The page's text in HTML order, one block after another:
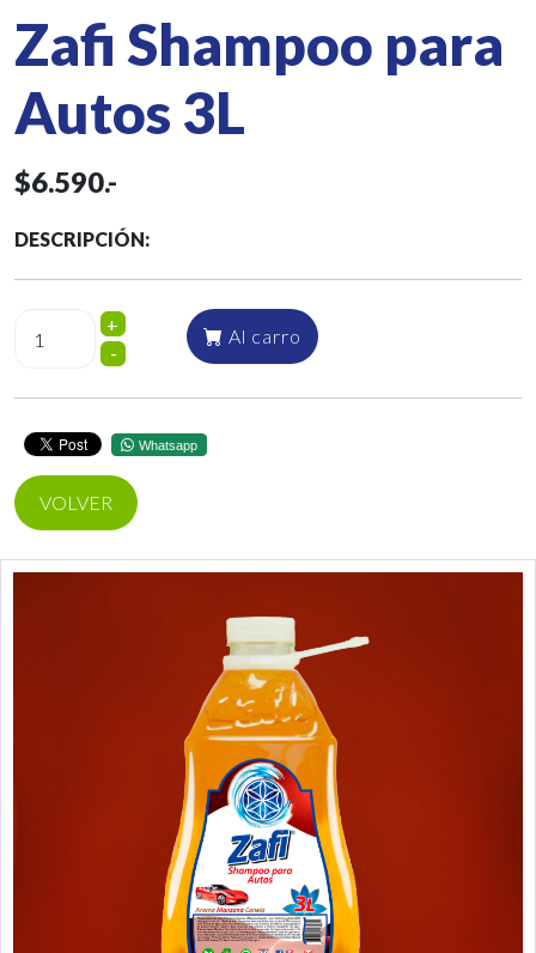
Zafi Shampoo para
Autos 3L
$6.590.-
DESCRIPCIÓN:
+
-
Al carro
Whatsapp
VOLVER